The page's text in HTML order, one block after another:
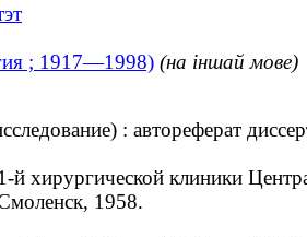
; 1917—1998) (на іншай мове)
: автореферат
хирургической клиники
1958.